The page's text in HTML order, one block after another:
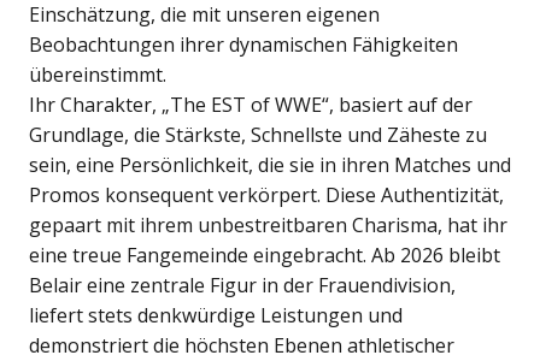
Einschätzung, die mit unseren eigenen
Beobachtungen ihrer dynamischen Fähigkeiten
übereinstimmt.
Ihr Charakter, „The EST of WWE“, basiert auf der
Grundlage, die Stärkste, Schnellste und Zäheste zu
sein, eine Persönlichkeit, die sie in ihren Matches und
Promos konsequent verkörpert. Diese Authentizität,
gepaart mit ihrem unbestreitbaren Charisma, hat ihr
eine treue Fangemeinde eingebracht. Ab 2026 bleibt
Belair eine zentrale Figur in der Frauendivision,
liefert stets denkwürdige Leistungen und
demonstriert die höchsten Ebenen athletischer